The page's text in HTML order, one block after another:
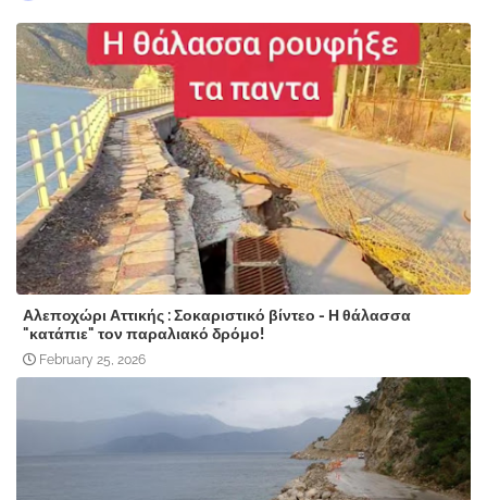
Αλεποχώρι Αττικής : Σοκαριστικό βίντεο - Η θάλασσα
"κατάπιε" τον παραλιακό δρόμο!
February 25, 2026